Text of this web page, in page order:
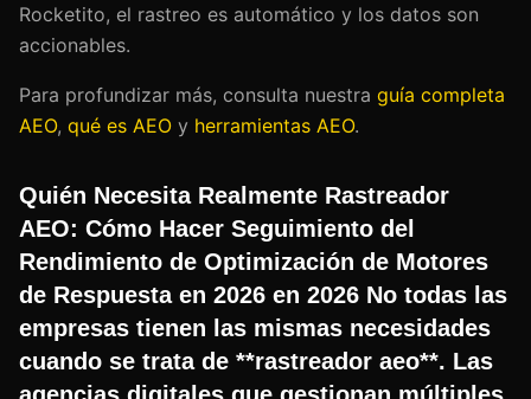
Rocketito, el rastreo es automático y los datos son
accionables.
Para profundizar más, consulta nuestra guía completa
AEO, qué es AEO y herramientas AEO.
Quién Necesita Realmente Rastreador
AEO: Cómo Hacer Seguimiento del
Rendimiento de Optimización de Motores
de Respuesta en 2026 en 2026 No todas las
empresas tienen las mismas necesidades
cuando se trata de **rastreador aeo**. Las